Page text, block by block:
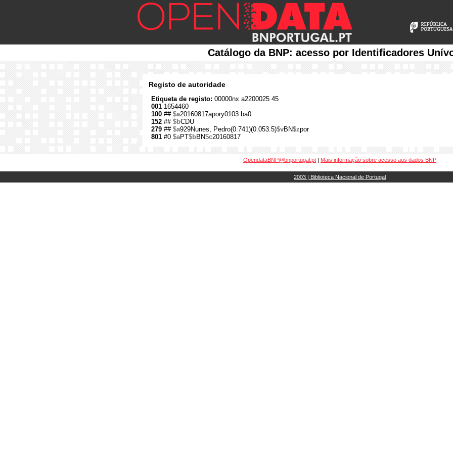
Catálogo da BNP: acesso por Identificadores
Registo de autoridade
Etiqueta de registo: 00000nx a2200025 45
001 1654460
100 ## $a20160817apory0103 ba0
152 ## $bCDU
279 ## $a929Nunes, Pedro(0:741)(0.053.5)$vBN$zpor
801 #0 $aPT$bBN$c20160817
OpendataBNP@bnportugal.pt | Mais informação sobre acesso aos dados BNP
2003 | Biblioteca Nacional de Portugal